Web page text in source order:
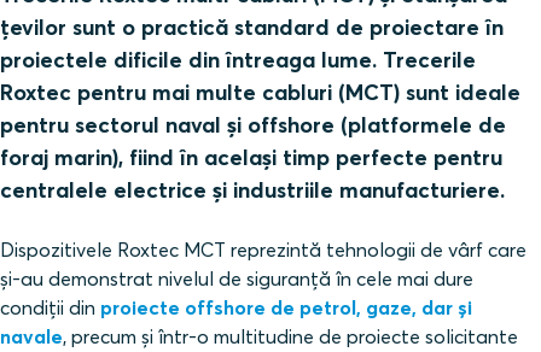
țevilor sunt o practică standard de proiectare în
proiectele dificile din întreaga lume. Trecerile
Roxtec pentru mai multe cabluri (MCT) sunt ideale
pentru sectorul naval și offshore (platformele de
foraj marin), fiind în același timp perfecte pentru
centralele electrice și industriile manufacturiere.
Dispozitivele Roxtec MCT reprezintă tehnologii de vârf care
și-au demonstrat nivelul de siguranță în cele mai dure
condiții din proiecte offshore de petrol, gaze, dar și
navale, precum și într-o multitudine de proiecte solicitante